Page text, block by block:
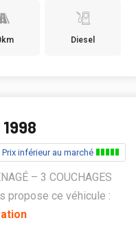
Diesel
Prix inférieur au marché
– 3 COUCHAGES
propose ce véhicule :